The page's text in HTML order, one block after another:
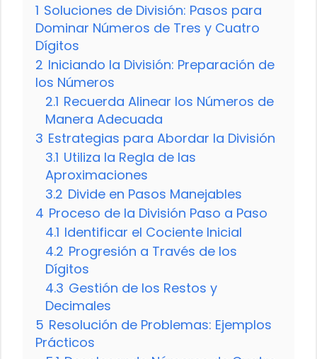
1 Soluciones de División: Pasos para
Dominar Números de Tres y Cuatro
Dígitos
2 Iniciando la División: Preparación de
los Números
2.1 Recuerda Alinear los Números de
Manera Adecuada
3 Estrategias para Abordar la División
3.1 Utiliza la Regla de las
Aproximaciones
3.2 Divide en Pasos Manejables
4 Proceso de la División Paso a Paso
4.1 Identificar el Cociente Inicial
4.2 Progresión a Través de los
Dígitos
4.3 Gestión de los Restos y
Decimales
5 Resolución de Problemas: Ejemplos
Prácticos